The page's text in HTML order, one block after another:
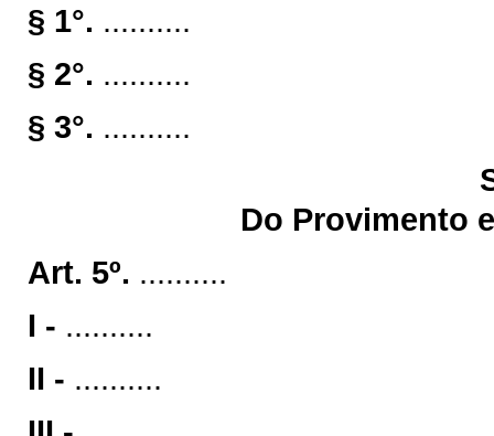
§ 1°. ..........
§ 2°. ..........
§ 3°. ..........
Do Provimento
Art. 5º. ..........
I - ..........
II - ..........